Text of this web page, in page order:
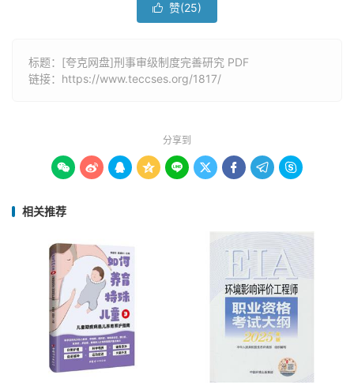
 赞(25)
标题：[夸克网盘]刑事审级制度完善研究 PDF
链接： https://www.teccses.org/1817/
分享到
        
相关推荐